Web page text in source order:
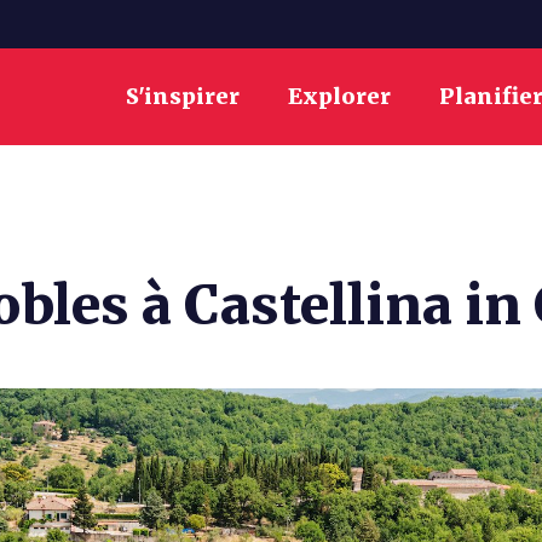
S'inspirer Explorer Planifier
à Castellina